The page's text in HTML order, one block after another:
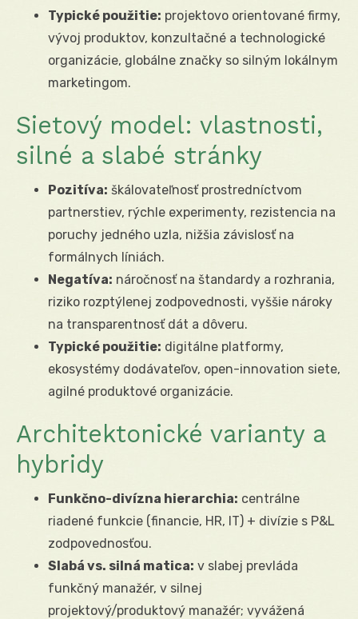
Typické použitie: projektovo orientované firmy,
vývoj produktov, konzultačné a technologické
organizácie, globálne značky so silným lokálnym
marketingom.
Sietový model: vlastnosti,
silné a slabé stránky
Pozitíva: škálovateľnosť prostredníctvom
partnerstiev, rýchle experimenty, rezistencia na
poruchy jedného uzla, nižšia závislosť na
formálnych líniách.
Negatíva: náročnosť na štandardy a rozhrania,
riziko rozptýlenej zodpovednosti, vyššie nároky
na transparentnosť dát a dôveru.
Typické použitie: digitálne platformy,
ekosystémy dodávateľov, open-innovation siete,
agilné produktové organizácie.
Architektonické varianty a
hybridy
Funkčno-divízna hierarchia: centrálne
riadené funkcie (financie, HR, IT) + divízie s P&L
zodpovednosťou.
Slabá vs. silná matica: v slabej prevláda
funkčný manažér, v silnej
projektový/produktový manažér; vyvážená